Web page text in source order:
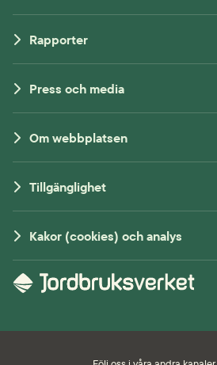
Rapporter
Press och media
Om webbplatsen
Tillgänglighet
Kakor (cookies) och analys